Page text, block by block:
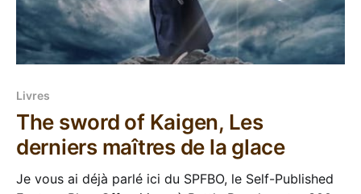
Livres
The sword of Kaigen, Les
derniers maîtres de la glace
Je vous ai déjà parlé ici du SPFBO, le Self-Published